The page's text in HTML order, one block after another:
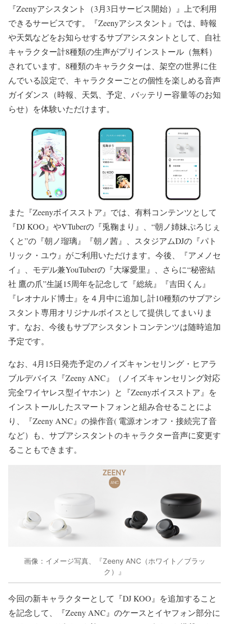
『Zeenyアシスタント（3月3日サービス開始）』上で利用
できるサービスです。『Zeenyアシスタント』では、時報
や天気などをお知らせするサブアシスタントとして、自社
キャラクター計8種類の生声がプリインストール（無料）
されています。8種類のキャラクターは、架空の世界に住
んでいる設定で、キャラクターごとの個性を楽しめる音声
ガイダンス（時報、天気、予定、バッテリー容量等のお知
らせ）を体験いただけます。
また『Zeenyボイスストア』では、有料コンテンツとして
『DJ KOO』やVTuberの『兎鞠まり』、“朝ノ姉妹ぷろじぇ
くと”の『朝ノ瑠璃』『朝ノ茜』、スタジアムDJの『パト
リック・ユウ』がご利用いただけます。今後、『アメノセ
イ』、モデル兼YouTuberの『大塚愛里』、さらに“秘密結
社 鷹の爪”生誕15周年を記念して『総統』『吉田くん』
『レオナルド博士』を４月中に追加し計10種類のサブアシ
スタント専用オリジナルボイスとして提供してまいりま
す。なお、今後もサブアシスタントコンテンツは随時追加
予定です。
なお、4月15日発売予定のノイズキャンセリング・ヒアラ
ブルデバイス『Zeeny ANC』（ノイズキャンセリング対応
完全ワイヤレス型イヤホン）と『Zeenyボイスストア』を
インストールしたスマートフォンと組み合せることによ
り、『Zeeny ANC』の操作音( 電源オンオフ・接続完了音
など）も、サブアシスタントのキャラクター音声に変更す
ることもできます。
画像：イメージ写真、『Zeeny ANC（ホワイト／ブラッ
ク）』
今回の新キャラクターとして『DJ KOO』を追加すること
を記念して、『Zeeny ANC』のケースとイヤフォン部分に